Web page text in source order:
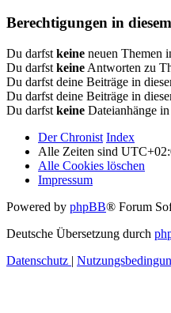
Berechtigungen in
Du darfst keine neuen Themen
Du darfst keine Antworten zu
Du darfst deine Beiträge in
Du darfst deine Beiträge in
Du darfst keine Dateianhänge
Der Chronist Index
Alle Zeiten sind
Alle Cookies löschen
Impressum
Powered by phpBB® Forum
Deutsche Übersetzung durch
Datenschutz |